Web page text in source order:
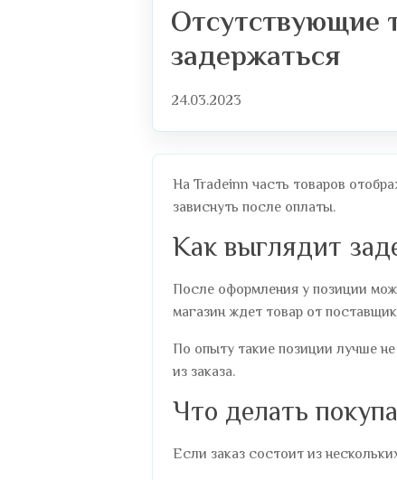
Отсутствующие
задержаться
24.03.2023
На Tradeinn часть товаров
зависнуть после оплаты.
Как выглядит
После оформления у позиции
магазин ждет товар от
По опыту такие позиции лучше
из заказа.
Что делать
Если заказ состоит из